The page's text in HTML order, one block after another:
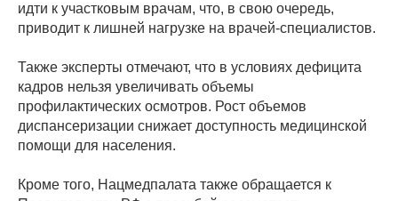
идти к участковым врачам, что, в свою очередь,
приводит к лишней нагрузке на врачей-специалистов.
Также эксперты отмечают, что в условиях дефицита
кадров нельзя увеличивать объемы
профилактических осмотров. Рост объемов
диспансеризации снижает доступность медицинской
помощи для населения.
Кроме того, Нацмедпалата также обращается к